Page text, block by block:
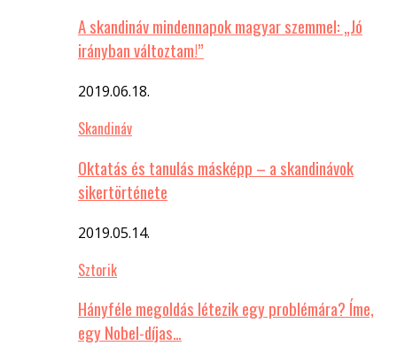
A skandináv mindennapok magyar szemmel: „Jó
irányban változtam!”
2019.06.18.
Skandináv
Oktatás és tanulás másképp – a skandinávok
sikertörténete
2019.05.14.
Sztorik
Hányféle megoldás létezik egy problémára? Íme,
egy Nobel-díjas…